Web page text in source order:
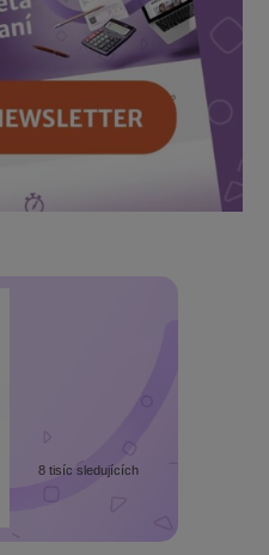
8 tisíc sledujících